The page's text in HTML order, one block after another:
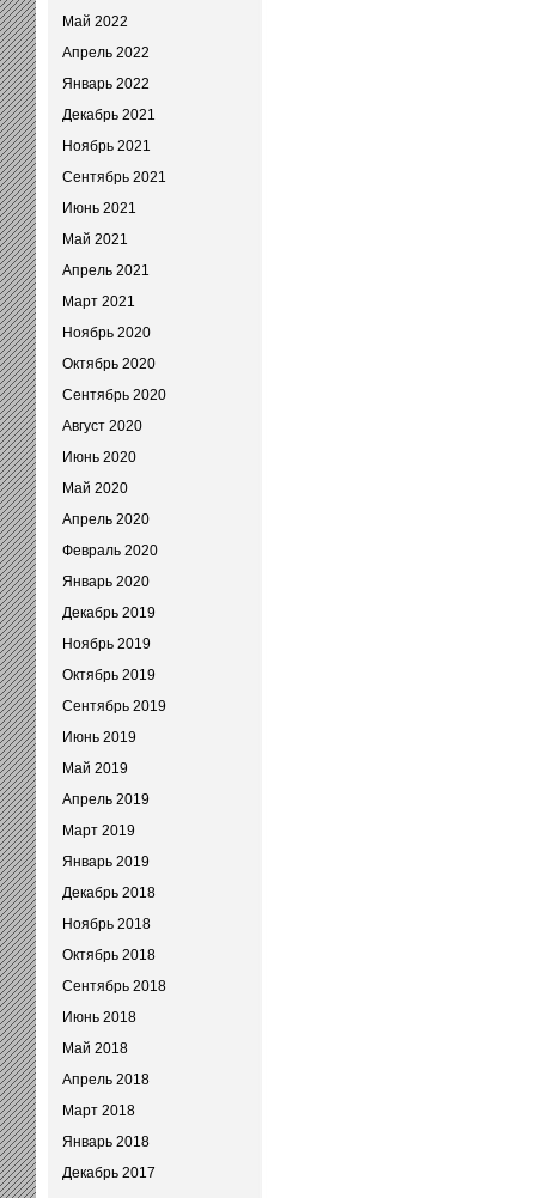
Май 2022
Апрель 2022
Январь 2022
Декабрь 2021
Ноябрь 2021
Сентябрь 2021
Июнь 2021
Май 2021
Апрель 2021
Март 2021
Ноябрь 2020
Октябрь 2020
Сентябрь 2020
Август 2020
Июнь 2020
Май 2020
Апрель 2020
Февраль 2020
Январь 2020
Декабрь 2019
Ноябрь 2019
Октябрь 2019
Сентябрь 2019
Июнь 2019
Май 2019
Апрель 2019
Март 2019
Январь 2019
Декабрь 2018
Ноябрь 2018
Октябрь 2018
Сентябрь 2018
Июнь 2018
Май 2018
Апрель 2018
Март 2018
Январь 2018
Декабрь 2017